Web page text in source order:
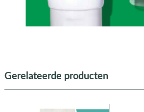
Gerelateerde producten